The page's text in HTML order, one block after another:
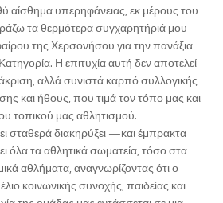
αίσθημα υπερηφάνειας, εκ μέρους του
τα θερμότερα συγχαρητήριά μου
της Χερσονήσου για την πανάξια
Η επιτυχία αυτή δεν αποτελεί
αλλά συνιστά καρπό συλλογικής
και ήθους, που τιμά τον τόπο μας και
τοπικού μας αθλητισμού.
σταθερά διακηρύξει —και έμπρακτα
όλα τα αθλητικά σωματεία, τόσο στα
αθλήματα, αναγνωρίζοντας ότι ο
κοινωνικής συνοχής, παιδείας και